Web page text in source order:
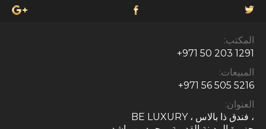
المكتب:
+971 50 203 1291
المبيعات:
+971 56 505 5216
العنوان:
، فندق ذا بالاس ، BE LUXURY